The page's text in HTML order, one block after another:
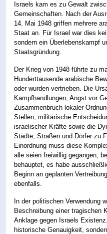
Israels kam es zu Gewalt
Gemeinschaften. Nach der
14. Mai 1948 griffen mehrere
Staat an. Für Israel war dies
sondern ein Überlebenskampf
Staatsgründung.
Der Krieg von 1948 führte zu
Hunderttausende arabische
oder wurden vertrieben. Die
Kampfhandlungen, Angst vor
Zusammenbruch lokaler
Stellen, militärische
israelischer Kräfte sowie die
Städte, Straßen und Dörfer zu
Einordnung muss diese
alle seien freiwillig gegangen,
behauptet, es habe
Beginn an geplanten
ebenfalls.
In der politischen Verwendung
Beschreibung einer tragischen
Anklage gegen Israels
historische Genauigkeit,